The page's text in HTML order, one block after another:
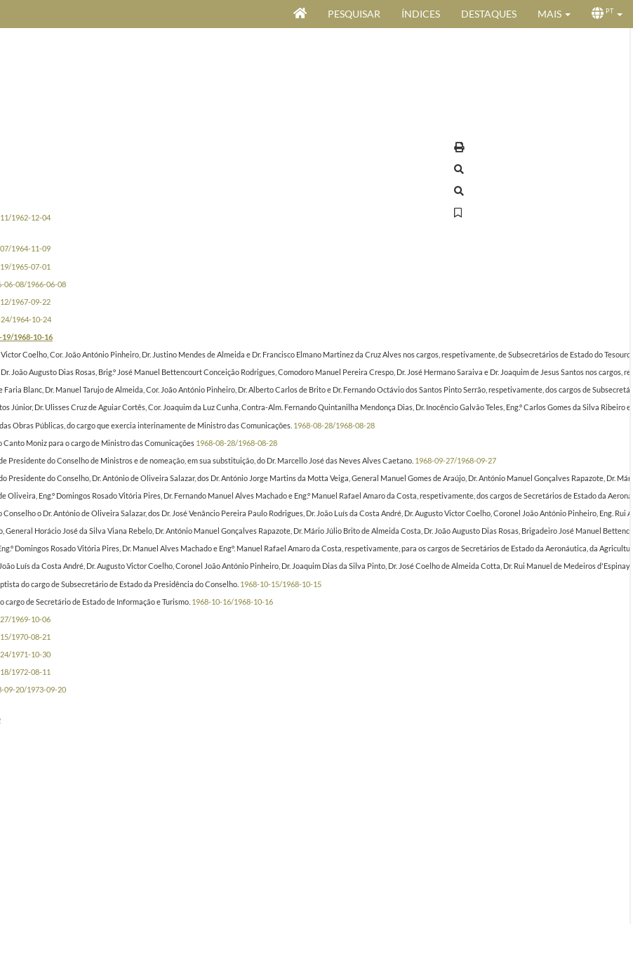
PESQUISAR ÍNDICES DESTAQUES MAIS PT
1962-12-04
1964-11-09
1965-07-01
06-08/1966-06-08
1967-09-22
1964-10-24
19/1968-10-16
Coelho, Cor. João António Pinheiro, Dr. Justino Mendes de Almeida e Dr. Francisco Elmano Martinez da Cruz Alves nos cargos, respetivamente, de Subsecretários de Estado do
João Augusto Dias Rosas, Brig.º José Manuel Bettencourt Conceição Rodrigues, Comodoro Manuel Pereira Crespo, Dr. José Hermano Saraiva e Dr. Joaquim de Jesus Santos nos
Blanc, Dr. Manuel Tarujo de Almeida, Cor. João António Pinheiro, Dr. Alberto Carlos de Brito e Dr. Fernando Octávio dos Santos Pinto Serrão, respetivamente, dos cargos de
Júnior, Dr. Ulisses Cruz de Aguiar Cortês, Cor. Joaquim da Luz Cunha, Contra-Alm. Fernando Quintanilha Mendonça Dias, Dr. Inocêncio Galvão Teles, Eng.º Carlos Gomes da Silva
Obras Públicas, do cargo que exercia interinamente de Ministro das Comunicações. 1968-08-28/1968-08-28
Canto Moniz para o cargo de Ministro das Comunicações 1968-08-28/1968-08-28
Presidente do Conselho de Ministros e de nomeação, em sua substituição, do Dr. Marcello José das Neves Alves Caetano. 1968-09-27/1968-09-27
Presidente do Conselho, Dr. António de Oliveira Salazar, dos Dr. António Jorge Martins da Motta Veiga, General Manuel Gomes de Araújo, Dr. António Manuel Gonçalves Rapazote, Dr.
Oliveira, Eng.º Domingos Rosado Vitória Pires, Dr. Fernando Manuel Alves Machado e Eng.º Manuel Rafael Amaro da Costa, respetivamente, dos cargos de Secretários de Estado da
o Dr. António de Oliveira Salazar, dos Dr. José Venâncio Pereira Paulo Rodrigues, Dr. João Luís da Costa André, Dr. Augusto Victor Coelho, Coronel João António Pinheiro,
General Horácio José da Silva Viana Rebelo, Dr. António Manuel Gonçalves Rapazote, Dr. Mário Júlio Brito de Almeida Costa, Dr. João Augusto Dias Rosas, Brigadeiro José Manuel
Domingos Rosado Vitória Pires, Dr. Manuel Alves Machado e Engº. Manuel Rafael Amaro da Costa, respetivamente, para os cargos de Secretários de Estado da Aeronáutica, da
Luís da Costa André, Dr. Augusto Victor Coelho, Coronel João António Pinheiro, Dr. Joaquim Dias da Silva Pinto, Dr. José Coelho de Almeida Cotta, Dr. Rui Manuel de Medeiros
do cargo de Subsecretário de Estado da Presidência do Conselho. 1968-10-15/1968-10-15
de Secretário de Estado de Informação e Turismo. 1968-10-16/1968-10-16
1969-10-06
1970-08-21
1971-10-30
1972-08-11
09-20/1973-09-20